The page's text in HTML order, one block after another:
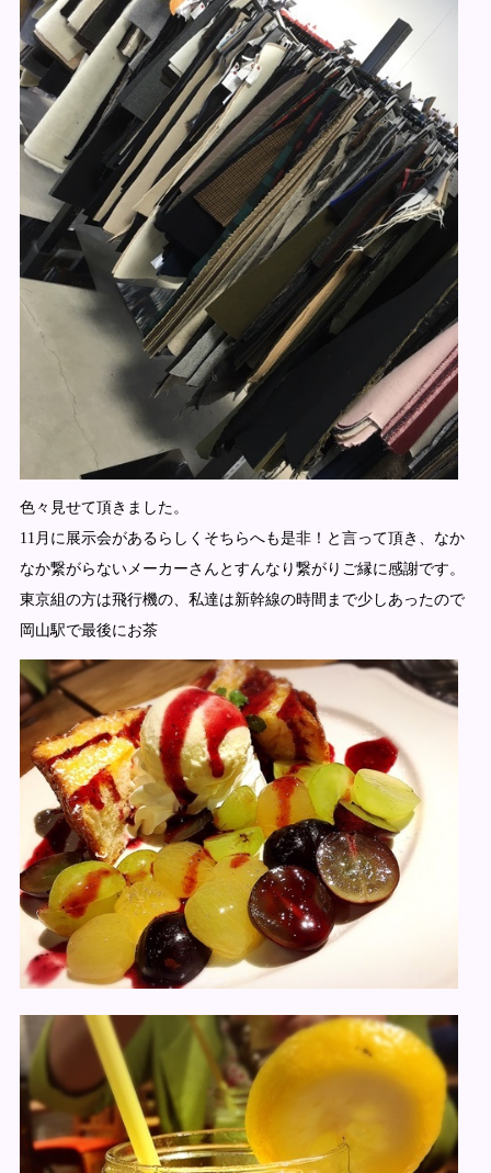
色々見せて頂きました。
11月に展示会があるらしくそちらへも是非！と言って頂き、なか
なか繋がらないメーカーさんとすんなり繋がりご縁に感謝です。
東京組の方は飛行機の、私達は新幹線の時間まで少しあったので
岡山駅で最後にお茶